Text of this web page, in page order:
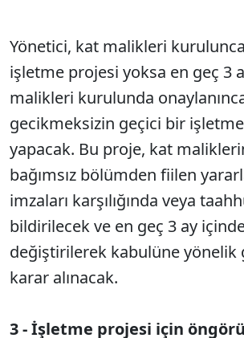
Yönetici, kat malikleri
işletme projesi yoksa en geç 3
malikleri kurulunda
gecikmeksizin geçici bir
yapacak. Bu proje, kat
bağımsız bölümden fiilen
imzaları karşılığında veya
bildirilecek ve en geç 3 ay
değiştirilerek kabulüne yönelik
karar alınacak.
3 - İşletme projesi için